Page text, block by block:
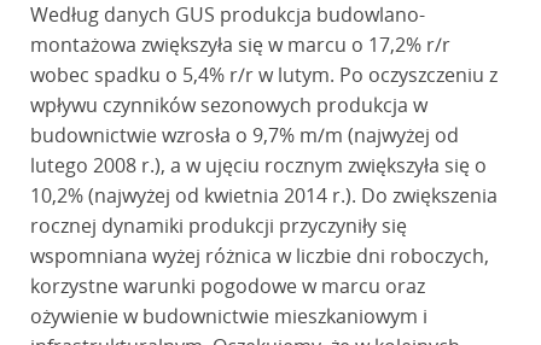
Według danych GUS produkcja budowlano-
montażowa zwiększyła się w marcu o 17,2% r/r
wobec spadku o 5,4% r/r w lutym. Po oczyszczeniu z
wpływu czynników sezonowych produkcja w
budownictwie wzrosła o 9,7% m/m (najwyżej od
lutego 2008 r.), a w ujęciu rocznym zwiększyła się o
10,2% (najwyżej od kwietnia 2014 r.). Do zwiększenia
rocznej dynamiki produkcji przyczyniły się
wspomniana wyżej różnica w liczbie dni roboczych,
korzystne warunki pogodowe w marcu oraz
ożywienie w budownictwie mieszkaniowym i